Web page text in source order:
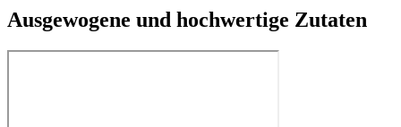
Ausgewogene und hochwertige Zutaten